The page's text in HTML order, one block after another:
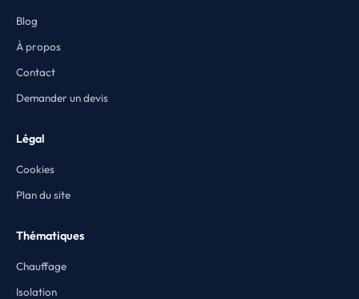
Blog
À propos
Contact
Demander un devis
Légal
Cookies
Plan du site
Thématiques
Chauffage
Isolation